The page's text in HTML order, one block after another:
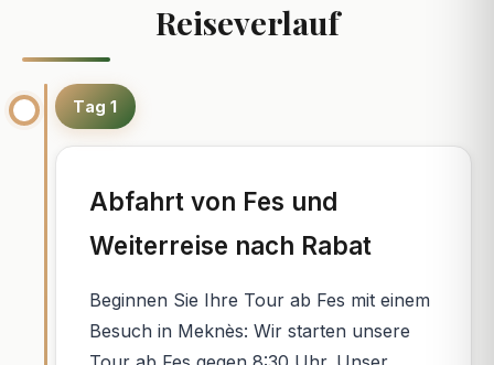
Reiseverlauf
Tag 1
Abfahrt von Fes und
Weiterreise nach Rabat
Beginnen Sie Ihre Tour ab Fes mit einem
Besuch in Meknès: Wir starten unsere